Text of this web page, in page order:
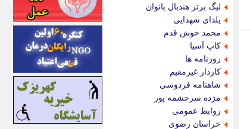
لیگ برتر هندبال بانوان
یلدای شهدایی
محمد خوش قدم
کاپ آسیا
روزنامه ها
کاردار غیرمقیم
شاهنامه فردوسی
مژده سرچشمه پور
روابط عمومی
خراسان رضوی
اینتیتر
ایونا نیوز
بازتاب آنلاین
باشگاه خبرنگاران
باغستان نیوز
بامبوک
ببین و بخون
بدینسان
بنکر